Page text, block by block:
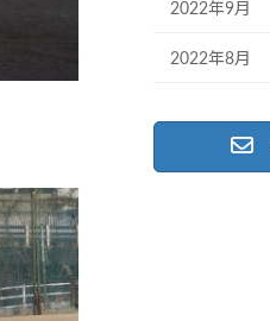
2022年9月
2022年8月